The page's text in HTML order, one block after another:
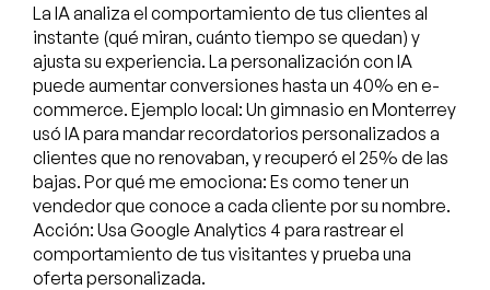
La IA analiza el comportamiento de tus clientes al
instante (qué miran, cuánto tiempo se quedan) y
ajusta su experiencia. La personalización con IA
puede aumentar conversiones hasta un 40% en e-
commerce. Ejemplo local: Un gimnasio en Monterrey
usó IA para mandar recordatorios personalizados a
clientes que no renovaban, y recuperó el 25% de las
bajas. Por qué me emociona: Es como tener un
vendedor que conoce a cada cliente por su nombre.
Acción: Usa Google Analytics 4 para rastrear el
comportamiento de tus visitantes y prueba una
oferta personalizada.